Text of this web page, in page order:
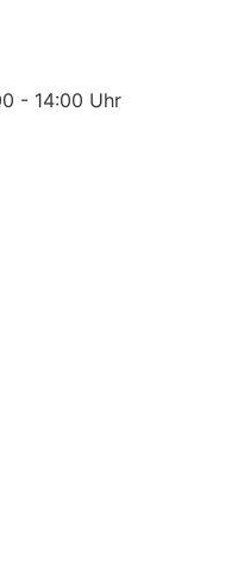
- 14:00 Uhr